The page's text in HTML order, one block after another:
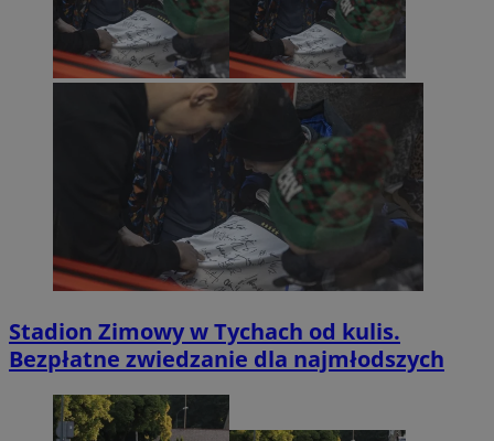
Stadion Zimowy w Tychach od kulis.
Bezpłatne zwiedzanie dla najmłodszych